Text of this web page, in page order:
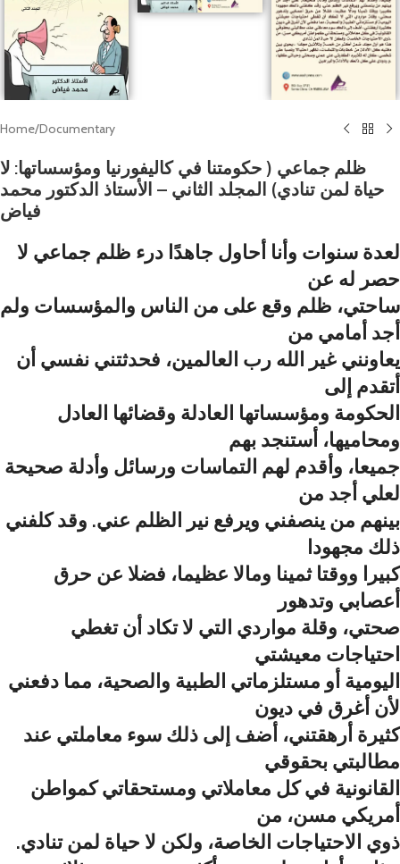
Home/Documentary
ظلم جماعي ( حكومتنا في كاليفورنيا ومؤسساتها: لا
حياة لمن تنادي) المجلد الثاني – الأستاذ الدكتور محمد
فياض
لعدة سنوات وأنا أحاول جاهدًا درء ظلم جماعي لا
حصر له عن
ساحتي، ظلم وقع على من الناس والمؤسسات ولم
أجد أمامي من
يعاونني غير الله رب العالمين، فحدثتني نفسي أن
أتقدم إلى
الحكومة ومؤسساتها العادلة وقضائها العادل
ومحاميها، أستنجد بهم
جميعا، وأقدم لهم التماسات ورسائل وأدلة صحيحة
لعلي أجد من
بينهم من ينصفني ويرفع نير الظلم عني. وقد كلفني
ذلك مجهودا
كبيرا ووقتا ثمينا ومالا عظيما، فضلا عن حرق
أعصابي وتدهور
صحتي، وقلة مواردي التي لا تكاد أن تغطي
احتياجات معيشتي
اليومية أو مستلزماتي الطبية والصحية، مما دفعني
لأن أغرق في ديون
كثيرة أرهقتني، أضف إلى ذلك سوء معاملتي عند
مطالبتي بحقوقي
القانونية في كل معاملاتي ومستحقاتي كمواطن
أمريكي مسن، من
.ذوي الاحتياجات الخاصة، ولكن لا حياة لمن تنادي